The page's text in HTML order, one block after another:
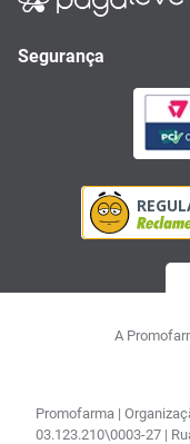
Segurança
A
Promofarma |
03.123.210\0003-27 |